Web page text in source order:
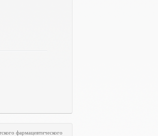
фармацевтического